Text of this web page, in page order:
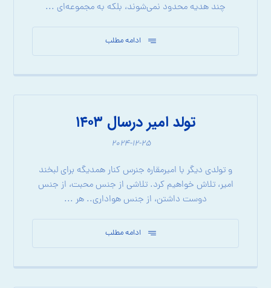
چند هدیه محدود نمی‌شوند، بلکه به مجموعه‌ای ...
ادامه مطلب
تولد امیر درسال ۱۴۰۳
۲۰۲۴-۱۲-۲۵
و تولدی دیگر با امیرمقاره جنرس کنار همدیگه برای لبخند
امیر، تلاش خواهیم کرد. تلاشی از جنس محبت، از جنس
دوست داشتن، از جنس هواداری.. هر ...
ادامه مطلب